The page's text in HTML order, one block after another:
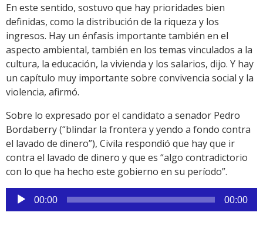
En este sentido, sostuvo que hay prioridades bien
definidas, como la distribución de la riqueza y los
ingresos. Hay un énfasis importante también en el
aspecto ambiental, también en los temas vinculados a la
cultura, la educación, la vivienda y los salarios, dijo. Y hay
un capítulo muy importante sobre convivencia social y la
violencia, afirmó.
Sobre lo expresado por el candidato a senador Pedro
Bordaberry (“blindar la frontera y yendo a fondo contra
el lavado de dinero”), Civila respondió que hay que ir
contra el lavado de dinero y que es “algo contradictorio
con lo que ha hecho este gobierno en su período”.
Reproductor
de
00:00 00:00